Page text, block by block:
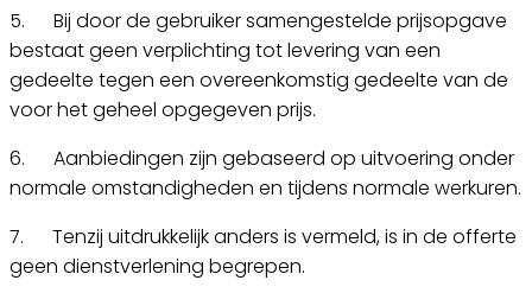
5. Bij door de gebruiker samengestelde prijsopgave
bestaat geen verplichting tot levering van een
gedeelte tegen een overeenkomstig gedeelte van de
voor het geheel opgegeven prijs.
6. Aanbiedingen zijn gebaseerd op uitvoering onder
normale omstandigheden en tijdens normale werkuren.
7. Tenzij uitdrukkelijk anders is vermeld, is in de offerte
geen dienstverlening begrepen.